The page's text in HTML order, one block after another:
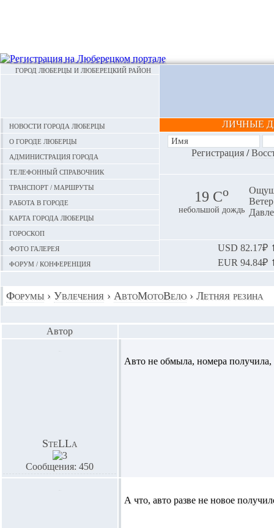
ГОРОД ЛЮБЕРЦЫ И ЛЮБЕРЕЦКИЙ РАЙОН
Новости города Люберцы
О городе Люберцы
Администрация города
Телефонный справочник
Транспорт / маршруты
Работа в городе
Карта города Люберцы
Гороскоп
Фото галерея
Форум / конференция
ЛИЧНЫЕ
Регистрация/
19 Сo
небольшой дождь
USD 82.17₽
EUR 94.84₽
Форумы › Увлечения › АвтоМотоВело › Летняя резина
Автор
SteLLa
Сообщения: 450
Авто не обмыла, номера получила,
А что, авто разве не новое